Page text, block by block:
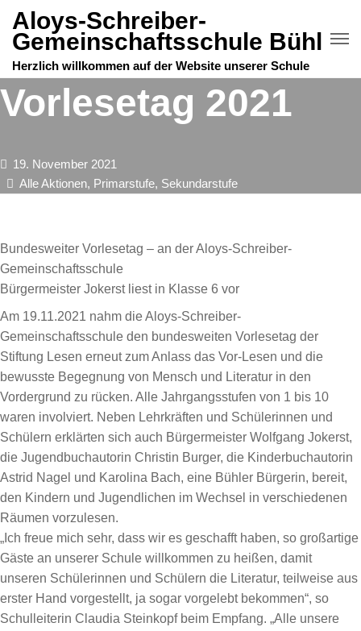
Aloys-Schreiber-
Gemeinschaftsschule Bühl
Herzlich willkommen auf der Website unserer Schule
Vorlesetag 2021
19. November 2021
Alle Aktionen, Primarstufe, Sekundarstufe
Bundesweiter Vorlesetag – an der Aloys-Schreiber-
Gemeinschaftsschule
Bürgermeister Jokerst liest in Klasse 6 vor
Am 19.11.2021 nahm die Aloys-Schreiber-
Gemeinschaftsschule den bundesweiten Vorlesetag der
Stiftung Lesen erneut zum Anlass das Vor-Lesen und die
bewusste Begegnung von Mensch und Literatur in den
Vordergrund zu rücken. Alle Jahrgangsstufen von 1 bis 10
waren involviert. Neben Lehrkräften und Schülerinnen und
Schülern erklärten sich auch Bürgermeister Wolfgang Jokerst,
die Jugendbuchautorin Christin Burger, die Kinderbuchautorin
Astrid Nagel und Karolina Bach, eine Bühler Bürgerin, bereit,
den Kindern und Jugendlichen im Wechsel in verschiedenen
Räumen vorzulesen.
„Ich freue mich sehr, dass wir es geschafft haben, so großartige
Gäste an unserer Schule willkommen zu heißen, damit
unseren Schülerinnen und Schülern die Literatur, teilweise aus
erster Hand vorgestellt, ja sogar vorgelebt bekommen“, so
Schulleiterin Claudia Steinkopf beim Empfang. „Alle unsere